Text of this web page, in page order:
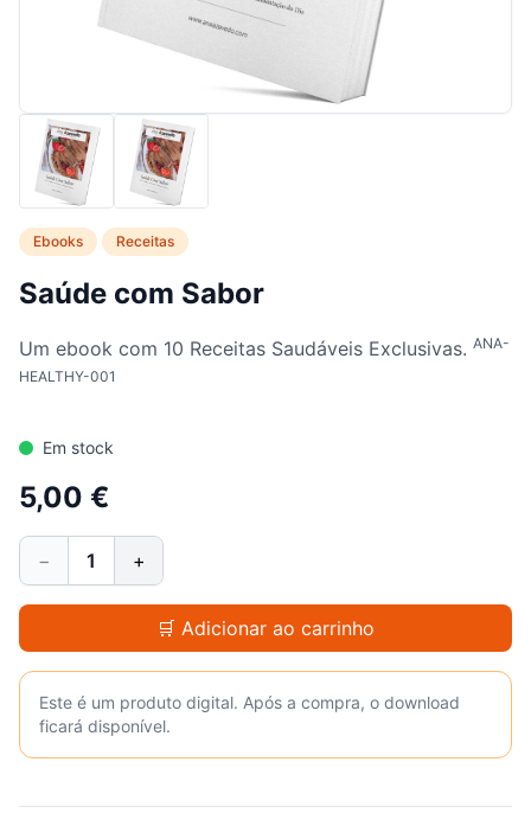
Ebooks Receitas
Saúde com Sabor
Um ebook com 10 Receitas Saudáveis Exclusivas. ANA-
HEALTHY-001
Em stock
5,00 €
− 1 +
🛒 Adicionar ao carrinho
Este é um produto digital. Após a compra, o download
ficará disponível.